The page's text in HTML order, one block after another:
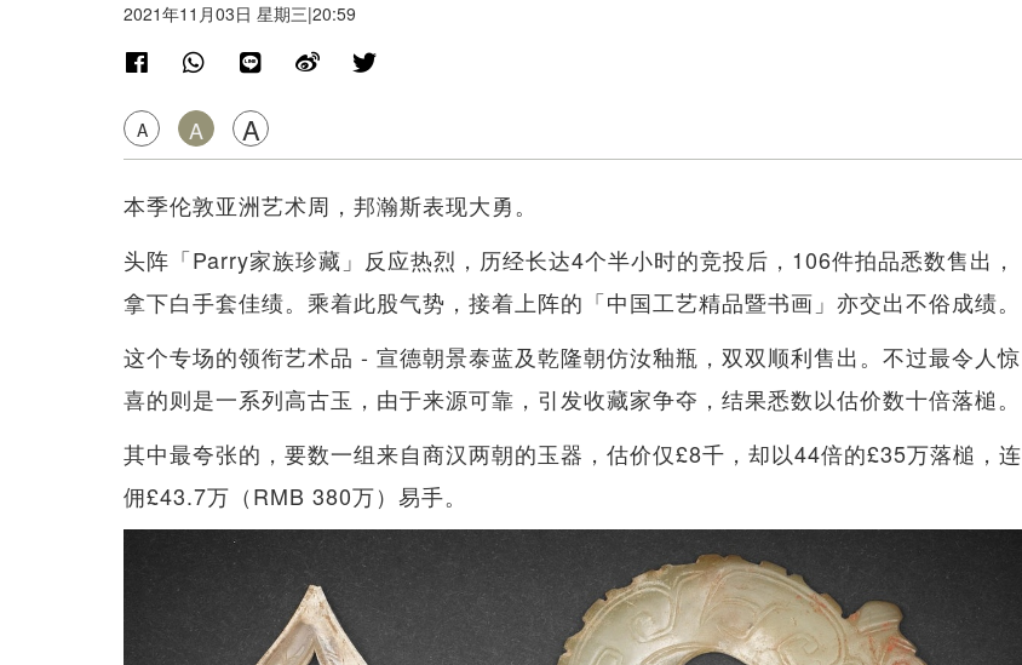
2021年11月03日 星期三|20:59
A A A
本季伦敦亚洲艺术周，邦瀚斯表现大勇。
头阵「Parry家族珍藏」反应热烈，历经长达4个半小时的竞投后，106件拍品悉数售出，
拿下白手套佳绩。乘着此股气势，接着上阵的「中国工艺精品暨书画」亦交出不俗成绩。
这个专场的领衔艺术品 - 宣德朝景泰蓝及乾隆朝仿汝釉瓶，双双顺利售出。不过最令人惊
喜的则是一系列高古玉，由于来源可靠，引发收藏家争夺，结果悉数以估价数十倍落槌。
其中最夸张的，要数一组来自商汉两朝的玉器，估价仅£8千，却以44倍的£35万落槌，连
佣£43.7万（RMB 380万）易手。